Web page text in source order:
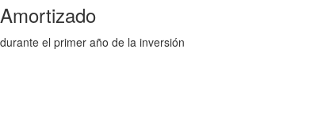
Amortizado
durante el primer año de la inversión